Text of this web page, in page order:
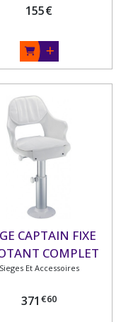
155€
CAPTAIN FIXE
COMPLET
Sieges Et Accessoires
371 €60